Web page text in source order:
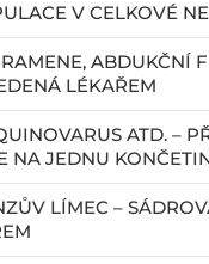
V CELKOVÉ
ABDUKČNÍ
LÉKAŘEM
ATD. –
NA JEDNU
LÍMEC –